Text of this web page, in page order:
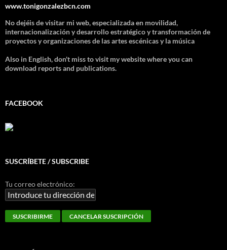
www.tonigonzalezbcn.com
No dejéis de visitar mi web, especializada en movilidad,
internacionalización y desarrollo estratégico y transformación de
proyectos y organizaciones de las artes escénicas y la música
Also in English, don't miss to visit my website where you can
download reports and publications.
FACEBOOK
SUSCRÍBETE / SUBSCRIBE
Tu correo electrónico: